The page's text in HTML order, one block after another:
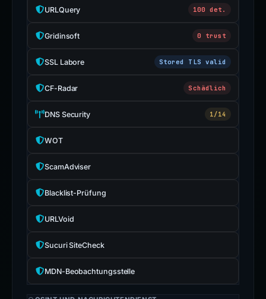
URLQuery 100 det.
Gridinsoft 0 trust
SSL Labore Stored TLS valid
CF-Radar Schädlich
DNS Security 1/14
WOT
ScamAdviser
Blacklist-Prüfung
URLVoid
Sucuri SiteCheck
MDN-Beobachtungsstelle